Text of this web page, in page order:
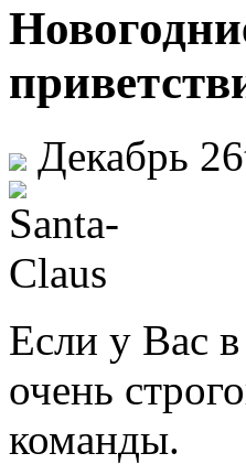
Декабрь
Если у Вас
очень
команды.